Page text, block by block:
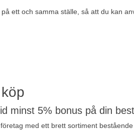
ett och samma ställe, så att du kan
minst 5% bonus på din
med ett brett sortiment